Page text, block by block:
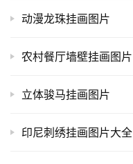
动漫龙珠挂画图片
农村餐厅墙壁挂画图片
立体骏马挂画图片
印尼刺绣挂画图片大全